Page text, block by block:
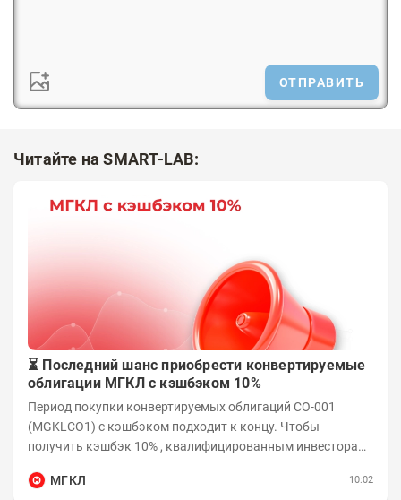
ОТПРАВИТЬ
Читайте на SMART-LAB:
⏳ Последний шанс приобрести конвертируемые
облигации МГКЛ с кэшбэком 10%
Период покупки конвертируемых облигаций СО-001
(MGKLCO1) с кэшбэком подходит к концу. Чтобы
получить кэшбэк 10% , квалифицированным инвесторам
МГКЛ
10:02